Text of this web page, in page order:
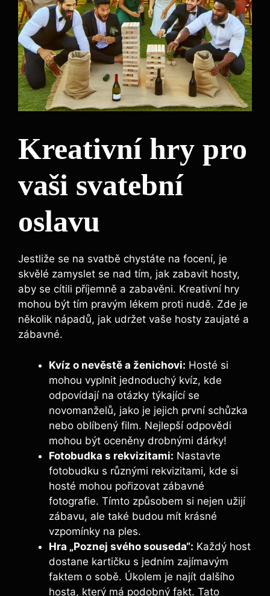
Kreativní hry pro‌
vaši svatební
oslavu
Jestliže se na svatbě chystáte na ​focení, je‌
skvělé ​zamyslet⁢ se​ nad tím, jak zabavit hosty,
aby se cítili příjemně a‌ zabavěni. Kreativní hry
mohou být tím pravým ‍lékem proti nudě. Zde je
několik nápadů, jak udržet⁢ vaše hosty zaujaté a
⁢zábavné.
Kvíz o nevěstě a ​ženichovi: ⁣Hosté si
mohou vyplnit jednoduchý kvíz, kde
odpovídají na otázky týkající se⁤
novomanželů, jako je ⁣jejich⁤ první schůzka
nebo oblíbený film. Nejlepší odpovědi
mohou být oceněny drobnými dárky!
Fotobudka s rekvizitami: Nastavte
fotobudku s různými rekvizitami, kde si
hosté mohou pořizovat zábavné
fotografie. Tímto způsobem si nejen užijí
zábavu, ale také budou mít krásné
vzpomínky na ples.
Hra „Poznej svého souseda“: Každý ⁤host
dostane kartičku s jedním zajímavým
faktem o sobě. Úkolem je najít ‌dalšího
hosta, který má podobný fakt. Tato